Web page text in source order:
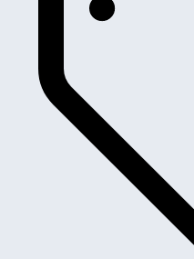
Kaporta & Karoser
Şanzıman & Vites
Yürüyen & Direksiyon